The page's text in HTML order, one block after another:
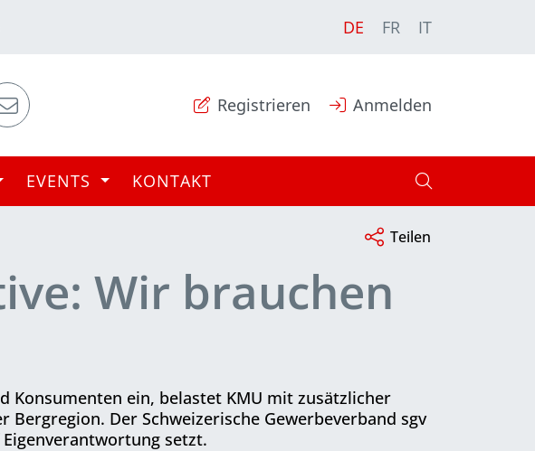
DE FR IT
Registrieren Anmelden
EVENTS KONTAKT
Teilen
Wir brauchen
ein, belastet KMU mit zusätzlicher
Der Schweizerische Gewerbeverband sgv
setzt.